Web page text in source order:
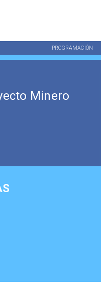
PROGRAMACIÓN
Minero